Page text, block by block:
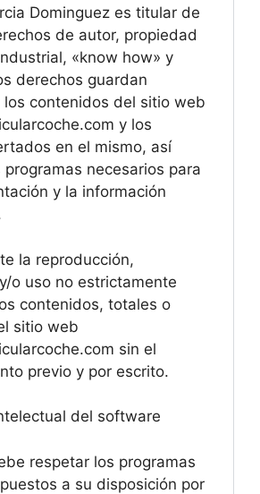
Dominguez es titular de
de autor, propiedad
«know how» y
derechos guardan
los contenidos del sitio web
y los
en el mismo, así
programas necesarios para
y la información
la reproducción,
o uso no estrictamente
contenidos, totales o
sitio web
sin el
previo y por escrito.
del software
respetar los programas
a su disposición por